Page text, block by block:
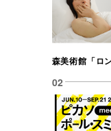
森美術館「ロ